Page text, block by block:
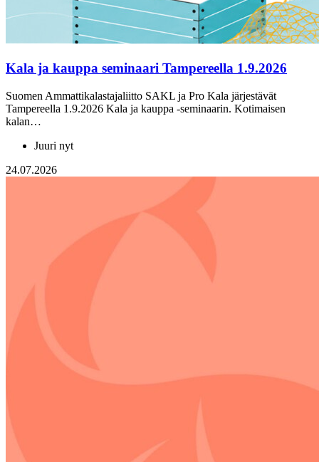
Kala ja kauppa seminaari Tampereella 1.9.2026
Suomen Ammattikalastajaliitto SAKL ja Pro Kala järjestävät
Tampereella 1.9.2026 Kala ja kauppa -seminaarin. Kotimaisen
kalan…
Juuri nyt
24.07.2026